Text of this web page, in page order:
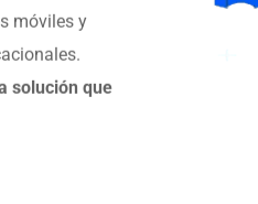
móviles y
solución que